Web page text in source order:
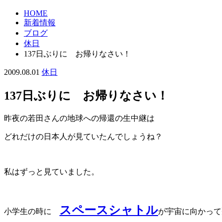
HOME
新着情報
ブログ
休日
137日ぶりに お帰りなさい！
2009.08.01 休日
137日ぶりに お帰りなさい！
昨夜の若田さんの地球への帰還の生中継は
どれだけの日本人が見ていたんでしょうね？
私はずっと見ていました。
小学生の時に スペースシャトルが宇宙に向かっ